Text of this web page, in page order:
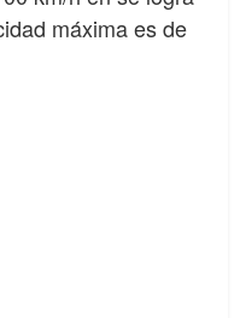
máxima es de